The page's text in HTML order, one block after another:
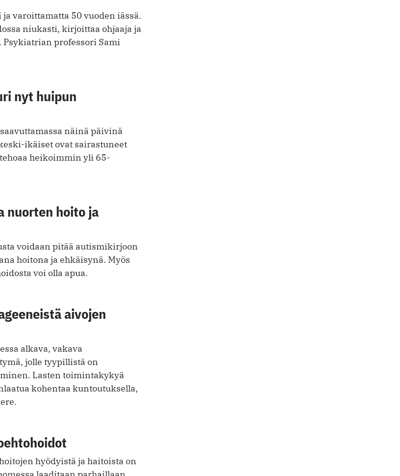
varoittamatta 50 vuoden iässä.
niukasti, kirjoittaa ohjaaja ja
professori Sami
nyt huipun
näinä päivinä
ikäiset ovat sairastuneet
heikoimmin yli 65-
nuorten hoito ja
voidaan pitää autismikirjoon
hoitona ja ehkäisynä. Myös
voi olla apua.
aivojen
alkava, vakava
jolle tyypillistä on
Lasten toimintakykyä
kohentaa kuntoutuksella,
hyödyistä ja haitoista on